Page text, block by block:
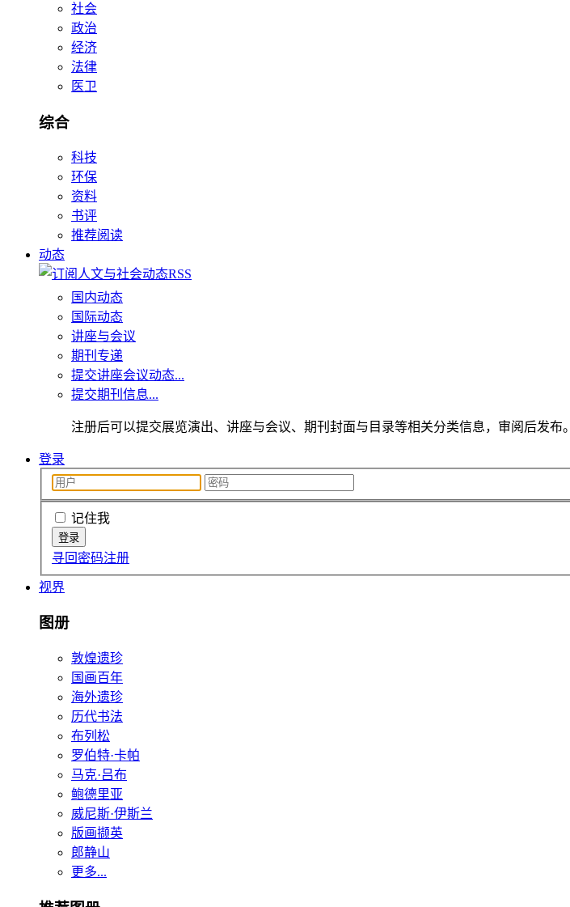
社会
政治
经济
法律
医卫
综合
科技
环保
资料
书评
推荐阅读
动态
国内动态
国际动态
讲座与会议
期刊专递
提交讲座会议动态...
提交期刊信息...
注册后可以提交展览演出、讲座与会议、期刊封面与目录等相关分类信息，审阅后发布。
登录
记住我
寻回密码注册
视界
图册
敦煌遗珍
国画百年
海外遗珍
历代书法
布列松
罗伯特·卡帕
马克·吕布
鲍德里亚
威尼斯·伊斯兰
版画撷英
郎静山
更多...